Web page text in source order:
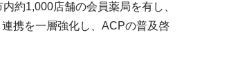
約1,000店舗の会員薬局を有し、
携を一層強化し、ACPの普及啓